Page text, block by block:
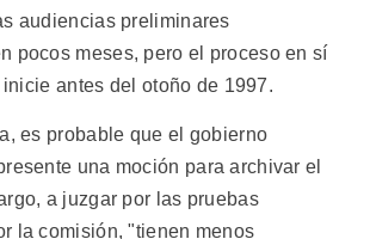
audiencias preliminares
pocos meses, pero el proceso en sí
antes del otoño de 1997.
es probable que el gobierno
una moción para archivar el
a juzgar por las pruebas
la comisión, "tienen menos